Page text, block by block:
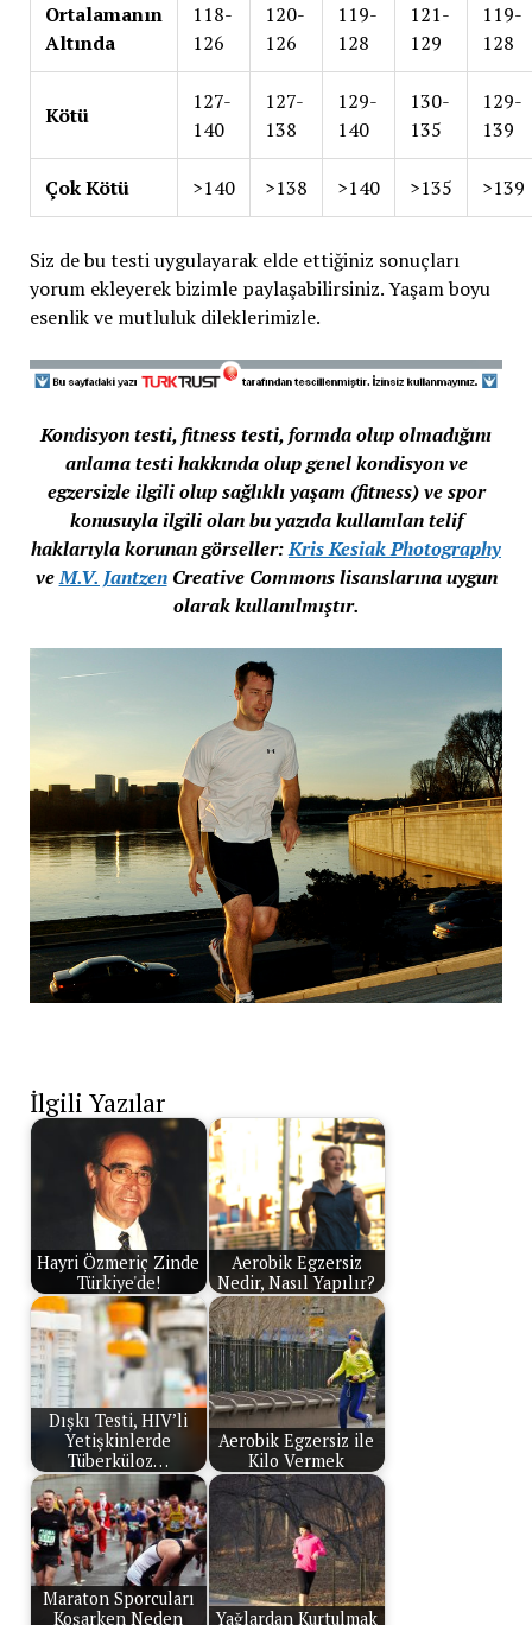
Ortalamanın
Altında
118-
126
120-
126
119-
128
121-
129
119-
128
Kötü
127-
140
127-
138
129-
140
130-
135
129-
139
Çok Kötü >140 >138 >140 >135 >139
Siz de bu testi uygulayarak elde ettiğiniz sonuçları
yorum ekleyerek bizimle paylaşabilirsiniz. Yaşam boyu
esenlik ve mutluluk dileklerimizle.
Kondisyon testi, fitness testi, formda olup olmadığını
anlama testi hakkında olup genel kondisyon ve
egzersizle ilgili olup sağlıklı yaşam (fitness) ve spor
konusuyla ilgili olan bu yazıda kullanılan telif
haklarıyla korunan görseller:Kris Kesiak Photography
veM.V. JantzenCreative Commons lisanslarına uygun
olarak kullanılmıştır.
İlgili Yazılar
Hayri Özmeriç Zinde
Türkiye'de!
Aerobik Egzersiz
Nedir, Nasıl Yapılır?
Dışkı Testi, HIV’li
Yetişkinlerde
Tüberküloz…
Aerobik Egzersiz ile
Kilo Vermek
Maraton Sporcuları
Koşarken Neden
Yağlardan Kurtulmak